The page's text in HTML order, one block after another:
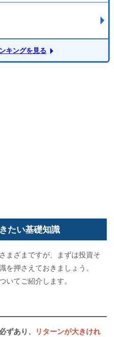
キングを見る
たい基礎知識
まざまですが、まずは投資そ
押さえておきましょう。
いてご紹介します。
ずあり、 リターンが大きけれ